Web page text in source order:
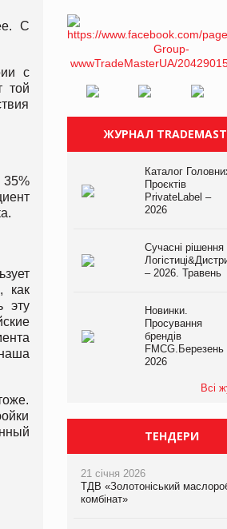
С
с
той
35%
как
эту
ЖУРНАЛ
Каталог
Проєктів
PrivateLabel –
2026
Сучасні рішення
– 2026. Травень
Новинки.
Просування
брендів
FMCG.Березень
2026
Всі
ТЕНДЕРИ
21 січня 2026
ТДВ «Золотоніський
комбінат»